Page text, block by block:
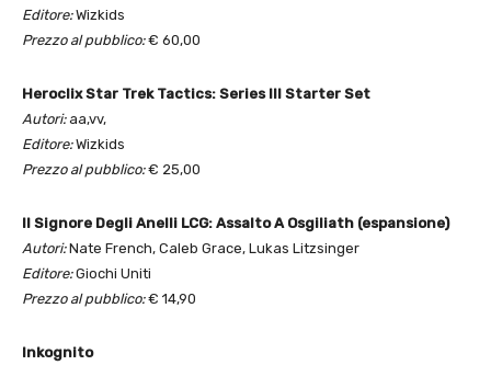
Editore:Wizkids
Prezzo al pubblico:€ 60,00
Heroclix Star Trek Tactics: Series III Starter Set
Autori:aa,vv,
Editore:Wizkids
Prezzo al pubblico:€ 25,00
Il Signore Degli Anelli LCG: Assalto A Osgiliath (espansione)
Autori:Nate French, Caleb Grace, Lukas Litzsinger
Editore:Giochi Uniti
Prezzo al pubblico:€ 14,90
Inkognito